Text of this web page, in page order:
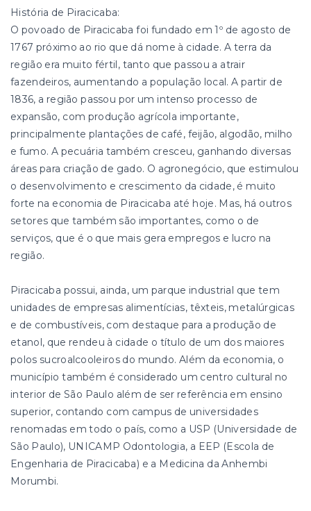
História de Piracicaba:
O povoado de Piracicaba foi fundado em 1º de agosto de
1767 próximo ao rio que dá nome à cidade. A terra da
região era muito fértil, tanto que passou a atrair
fazendeiros, aumentando a população local. A partir de
1836, a região passou por um intenso processo de
expansão, com produção agrícola importante,
principalmente plantações de café, feijão, algodão, milho
e fumo. A pecuária também cresceu, ganhando diversas
áreas para criação de gado. O agronegócio, que estimulou
o desenvolvimento e crescimento da cidade, é muito
forte na economia de Piracicaba até hoje. Mas, há outros
setores que também são importantes, como o de
serviços, que é o que mais gera empregos e lucro na
região.
Piracicaba possui, ainda, um parque industrial que tem
unidades de empresas alimentícias, têxteis, metalúrgicas
e de combustíveis, com destaque para a produção de
etanol, que rendeu à cidade o título de um dos maiores
polos sucroalcooleiros do mundo. Além da economia, o
município também é considerado um centro cultural no
interior de São Paulo além de ser referência em ensino
superior, contando com campus de universidades
renomadas em todo o país, como a USP (Universidade de
São Paulo), UNICAMP Odontologia, a EEP (Escola de
Engenharia de Piracicaba) e a Medicina da Anhembi
Morumbi.